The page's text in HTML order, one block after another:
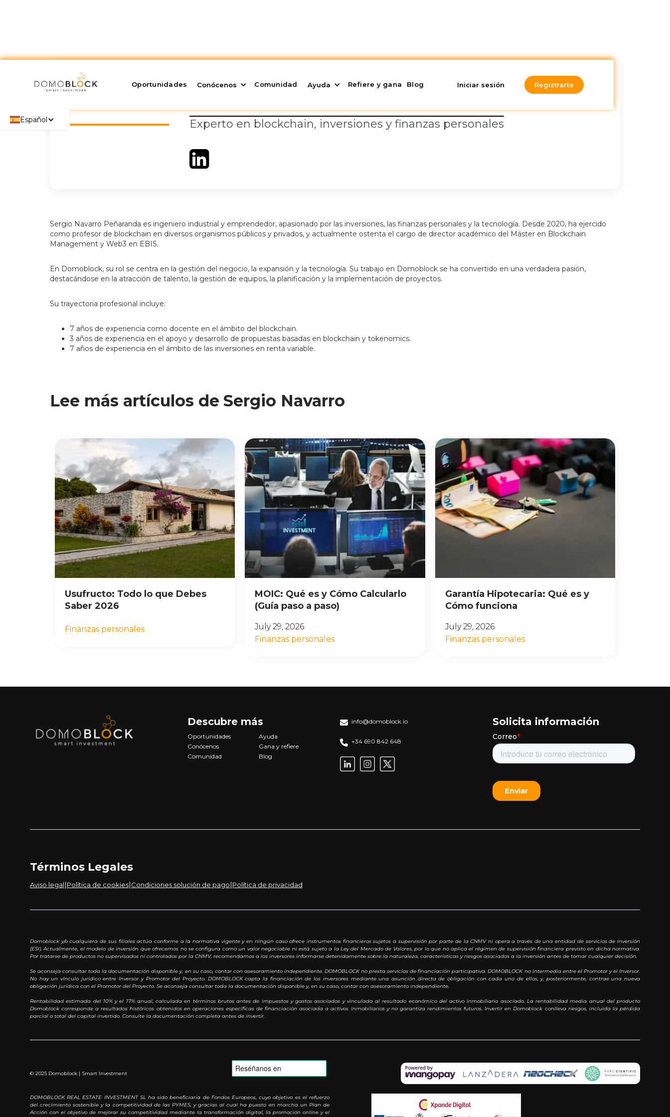
Oportunidades Conócenos Comunidad Ayuda Refiere y gana Blog Iniciar sesión Registrarte
Español
Sergio Navarro
Experto en blockchain, inversiones y finanzas personales
Sergio Navarro Peñaranda es ingeniero industrial y emprendedor, apasionado por las inversiones, las finanzas personales y la tecnología. Desde 2020, ha ejercido
como profesor de blockchain en diversos organismos públicos y privados, y actualmente ostenta el cargo de director académico del Máster en Blockchain
Management y Web3 en EBIS.
En Domoblock, su rol se centra en la gestión del negocio, la expansión y la tecnología. Su trabajo en Domoblock se ha convertido en una verdadera pasión,
destacándose en la atracción de talento, la gestión de equipos, la planificación y la implementación de proyectos.
Su trayectoria profesional incluye:
7 años de experiencia como docente en el ámbito del blockchain.
3 años de experiencia en el apoyo y desarrollo de propuestas basadas en blockchain y tokenomics.
7 años de experiencia en el ámbito de las inversiones en renta variable.
Lee más artículos de Sergio Navarro
Usufructo: Todo lo que Debes
Saber 2026
Finanzas personales
MOIC: Qué es y Cómo Calcularlo
(Guía paso a paso)
July 29, 2026
Finanzas personales
Garantía Hipotecaria: Qué es y
Cómo funciona
July 29, 2026
Finanzas personales
Descubre más
Oportunidades
Conócenos
Comunidad
Ayuda
Gana y refiere
Blog
info@domoblock.io
+34 690 842 648
Solicita información
Términos Legales
Aviso legal Política de cookies Condiciones solución de pago Política de privacidad
Domoblock y/o cualquiera de sus filiales actúa conforme a la normativa vigente y en ningún caso ofrece instrumentos financieros sujetos a supervisión por parte de la CNMV ni opera a través de una entidad de servicios de inversión
(ESI). Actualmente, el modelo de inversión que ofrecemos no se configura como un valor negociable ni está sujeto a la Ley del Mercado de Valores, por lo que no aplica el régimen de supervisión financiera previsto en dicha normativa.
Por tratarse de productos no supervisados ni controlados por la CNMV, recomendamos a los inversores informarse detenidamente sobre la naturaleza, características y riesgos asociados a la inversión antes de tomar cualquier decisión.
Se aconseja consultar toda la documentación disponible y, en su caso, contar con asesoramiento independiente. DOMOBLOCK no presta servicios de financiación participativa. DOMOBLOCK no intermedia entre el Promotor y el Inversor.
No hay un vínculo jurídico entre Inversor y Promotor del Proyecto. DOMOBLOCK capta la financiación de los inversores mediante una asunción directa de obligación con cada uno de ellos, y, posteriormente, contrae una nueva
obligación jurídica con el Promotor del Proyecto. Se aconseja consultar toda la documentación disponible y, en su caso, contar con asesoramiento independiente.
Rentabilidad estimada del 10% y el 17% anual, calculada en términos brutos antes de impuestos y gastos asociados y vinculada al resultado económico del activo inmobiliario asociado. La rentabilidad media anual del producto
Domoblock corresponde a resultados históricos obtenidos en operaciones específicas de financiación asociada a activos inmobiliarios y no garantiza rendimientos futuros. Invertir en Domoblock conlleva riesgos, incluida la pérdida
parcial o total del capital invertido. Consulte la documentación completa antes de invertir.
© 2025 Domoblock | Smart Investment
DOMOBLOCK REAL ESTATE INVESTMENT SL ha sido beneficiaria de Fondos Europeos, cuyo objetivo es el refuerzo
del crecimiento sostenible y la competitividad de las PYMES, y gracias al cual ha puesto en marcha un Plan de
Acción con el objetivo de mejorar su competitividad mediante la transformación digital, la promoción online y el